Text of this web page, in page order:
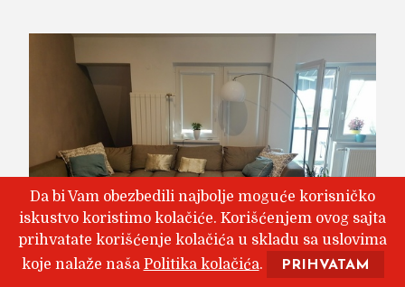
Da bi Vam obezbedili najbolje moguće korisničko
iskustvo koristimo kolačiće. Korišćenjem ovog sajta
prihvatate korišćenje kolačića u skladu sa uslovima
koje nalaže naša Politika kolačića. PRIHVATAM